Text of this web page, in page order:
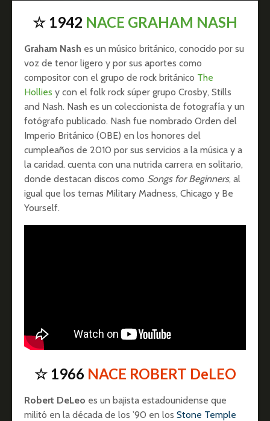
☆ 1942 NACE GRAHAM NASH
Graham Nash es un músico británico, conocido por su
voz de tenor ligero y por sus aportes como
compositor con el grupo de rock británico The
Hollies y con el folk rock súper grupo Crosby, Stills
and Nash. Nash es un coleccionista de fotografía y un
fotógrafo publicado. Nash fue nombrado Orden del
Imperio Británico (OBE) en los honores del
cumpleaños de 2010 por sus servicios a la música y a
la caridad. cuenta con una nutrida carrera en solitario,
donde destacan discos como Songs for Beginners, al
igual que los temas Military Madness, Chicago y Be
Yourself.
☆ 1966 NACE ROBERT DeLEO
Robert DeLeo es un bajista estadounidense que
militó en la década de los ’90 en los Stone Temple